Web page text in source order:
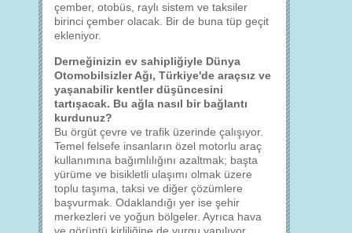
çember, otobüs, raylı sistem ve taksiler
birinci çember olacak. Bir de buna tüp geçit
ekleniyor.
Derneğinizin ev sahipliğiyle Dünya
Otomobilsizler Ağı, Türkiye'de araçsız ve
yaşanabilir kentler düşüncesini
tartışacak. Bu ağla nasıl bir bağlantı
kurdunuz?
Bu örgüt çevre ve trafik üzerinde çalışıyor.
Temel felsefe insanların özel motorlu araç
kullanımına bağımlılığını azaltmak; başta
yürüme ve bisikletli ulaşımı olmak üzere
toplu taşıma, taksi ve diğer çözümlere
başvurmak. Odaklandığı yer ise şehir
merkezleri ve yoğun bölgeler. Ayrıca hava